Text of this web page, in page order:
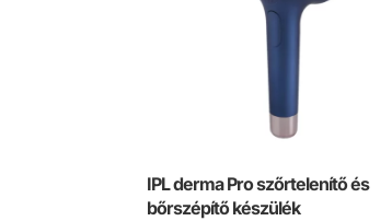
IPL derma Pro szőrtelenítő és
bőrszépítő készülék